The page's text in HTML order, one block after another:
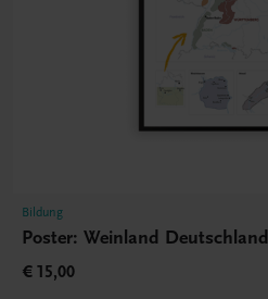
Bildung
Poster: Weinland Deutschland
€ 15,00